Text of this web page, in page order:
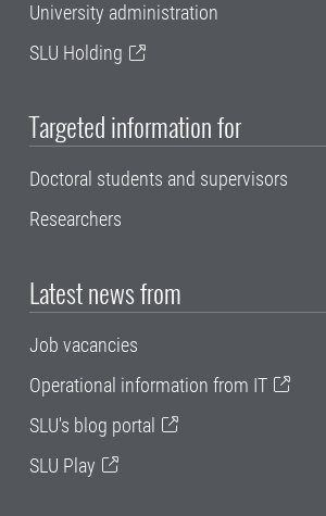
University administration
SLU Holding
Targeted information for
Doctoral students and supervisors
Researchers
Latest news from
Job vacancies
Operational information from IT
SLU's blog portal
SLU Play